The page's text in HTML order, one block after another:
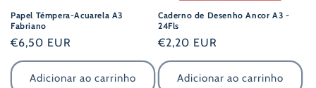
Papel Témpera-Acuarela A3
Fabriano
Preço
normal
€6,50 EUR
Adicionar ao carrinho
Caderno de Desenho Ancor A3 -
24Fls
Preço
normal
€2,20 EUR
Adicionar ao carrinho